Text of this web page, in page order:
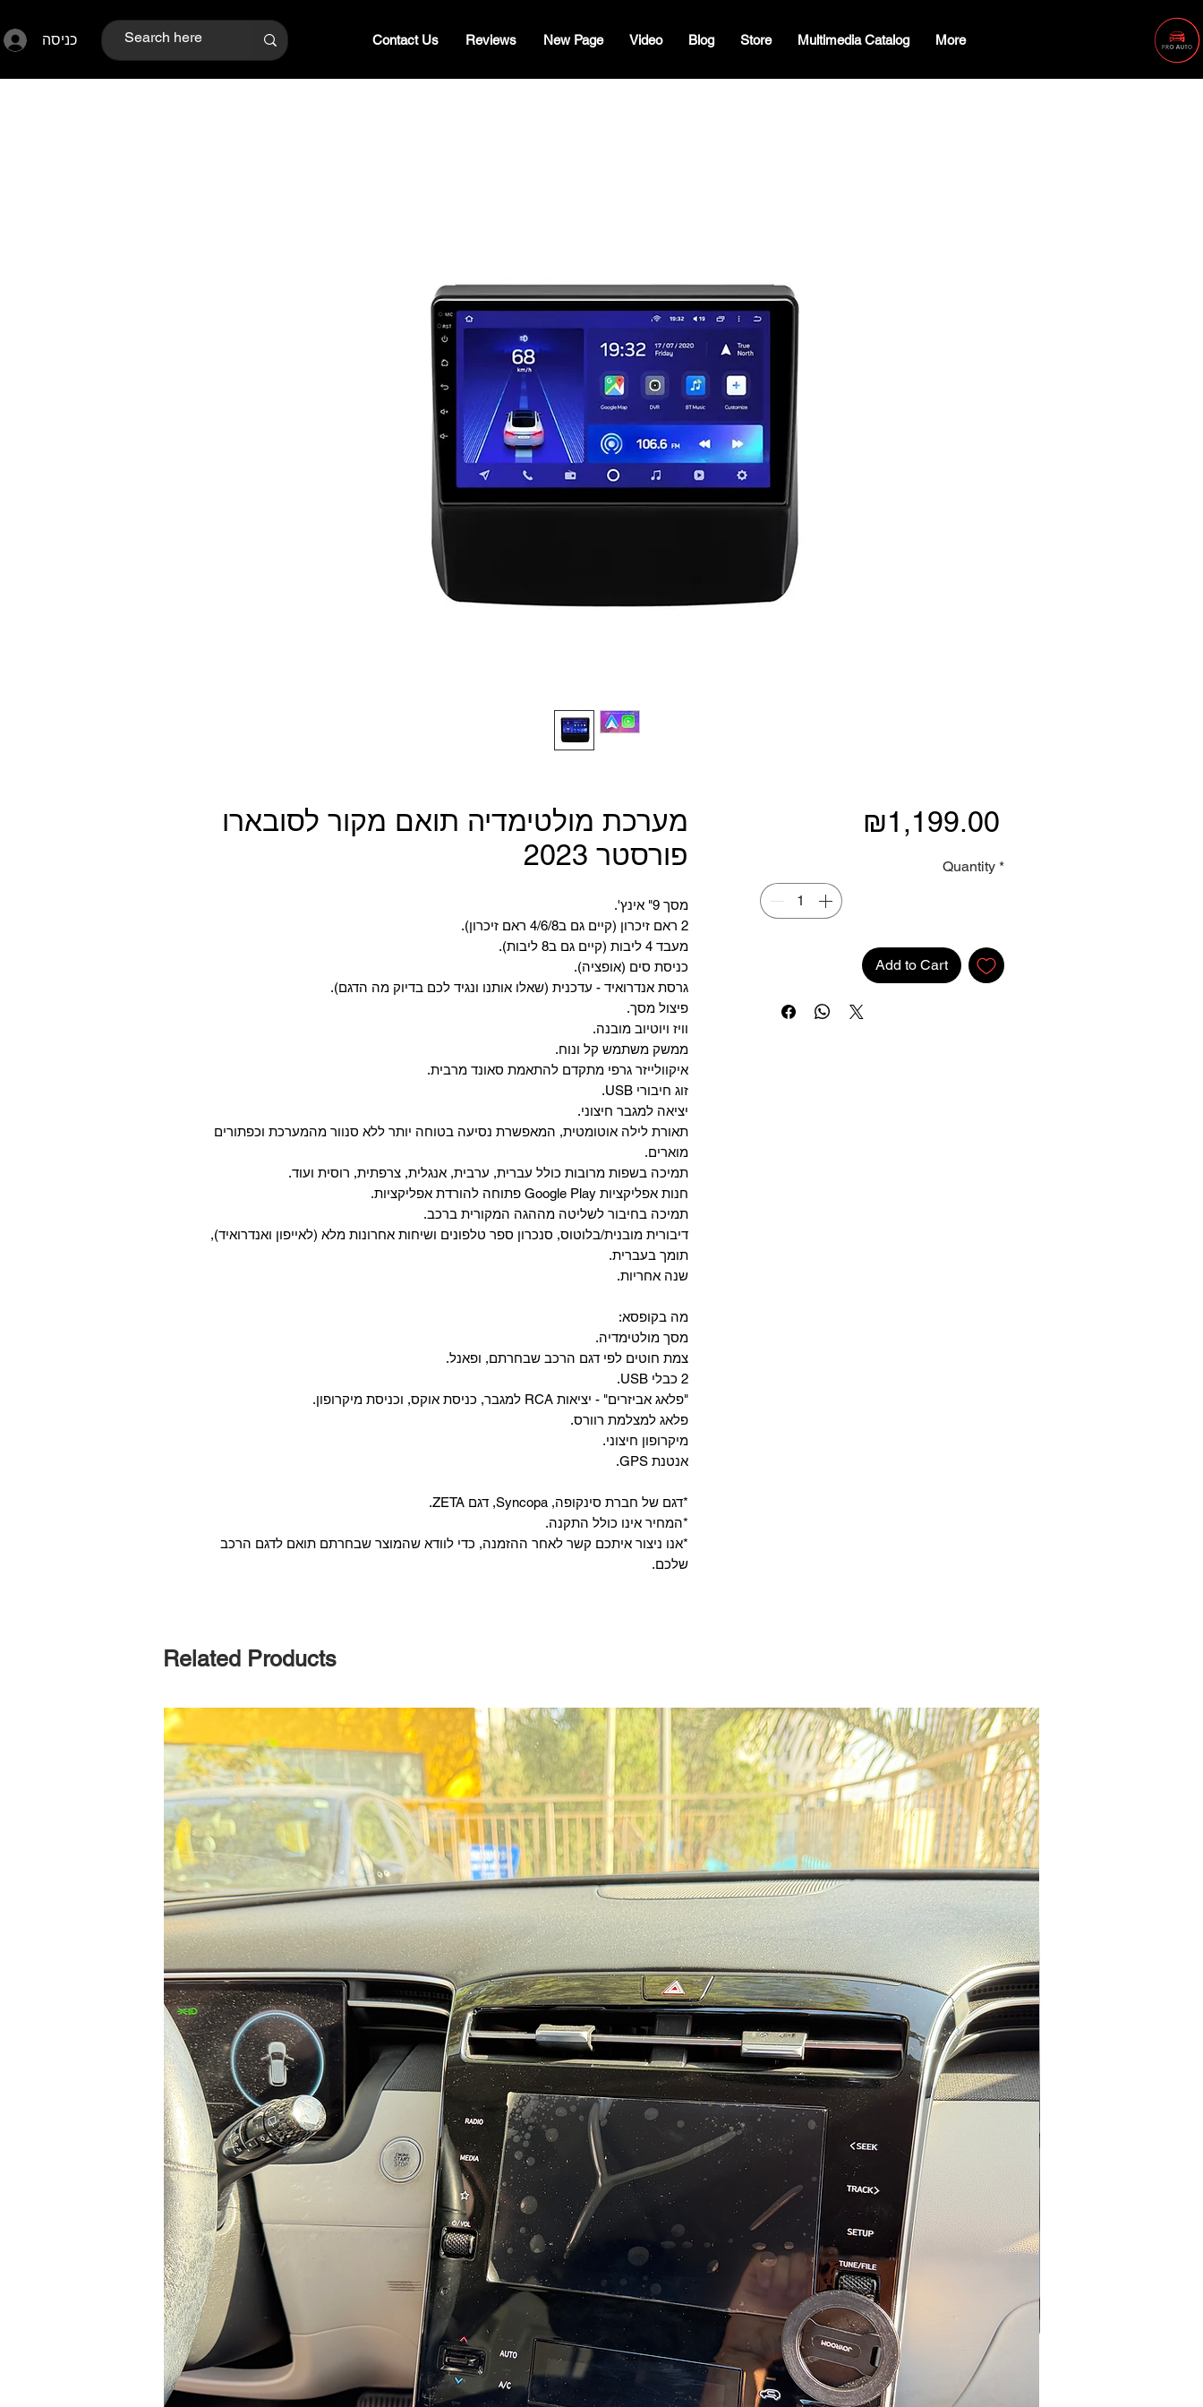
כניסה Contact Us Reviews New Page Video Blog Store Multimedia Catalog More
מערכת מולטימדיה תואם מקור לסובארו
פורסטר 2023
מסך 9" אינץ'.
2 ראם זיכרון (קיים גם ב4/6/8 ראם זיכרון).
מעבד 4 ליבות (קיים גם ב8 ליבות).
כניסת סים (אופציה).
גרסת אנדרואיד - עדכנית (שאלו אותנו ונגיד לכם בדיוק מה הדגם).
פיצול מסך.
וויז ויוטיוב מובנה.
ממשק משתמש קל ונוח.
איקוולייזר גרפי מתקדם להתאמת סאונד מרבית.
זוג חיבורי USB.
יציאה למגבר חיצוני.
תאורת לילה אוטומטית, המאפשרת נסיעה בטוחה יותר ללא סנוור מהמערכת וכפתורים
מוארים.
תמיכה בשפות מרובות כולל עברית, ערבית, אנגלית, צרפתית, רוסית ועוד.
‏חנות אפליקציות Google Play פתוחה להורדת אפליקציות.
‏תמיכה בחיבור לשליטה מההגה המקורית ברכב.
‏דיבורית מובנית/בלוטוס, ‏סנכרון ספר טלפונים ושיחות אחרונות מלא (לאייפון ואנדרואיד),
תומך בעברית.
שנה אחריות.
מה בקופסא:
מסך מולטימדיה.
צמת חוטים לפי דגם הרכב שבחרתם, ופאנל.
2 כבלי USB.
"פלאג אביזרים" - יציאות RCA למגבר, כניסת אוקס, וכניסת מיקרופון.
פלאג למצלמת רוורס.
מיקרופון חיצוני.
אנטנת GPS.
*דגם של חברת סינקופה, Syncopa, דגם ZETA.
*המחיר אינו כולל התקנה.
*אנו ניצור איתכם קשר לאחר ההזמנה, כדי לוודא שהמוצר שבחרתם תואם לדגם הרכב
שלכם.
₪1,199.00
Quantity *
Add to Cart
Related Products